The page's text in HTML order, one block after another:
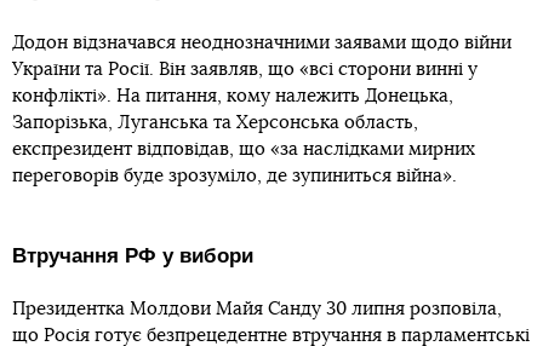
Додон відзначався неоднозначними заявами щодо війни
України та Росії. Він заявляв, що «всі сторони винні у
конфлікті». На питання, кому належить Донецька,
Запорізька, Луганська та Херсонська область,
експрезидент відповідав, що «за наслідками мирних
переговорів буде зрозуміло, де зупиниться війна».
Втручання РФ у вибори
Президентка Молдови Майя Санду 30 липня розповіла,
що Росія готує безпрецедентне втручання в парламентські